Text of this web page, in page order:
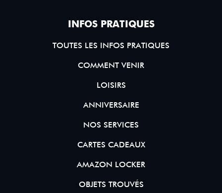
INFOS PRATIQUES
TOUTES LES INFOS PRATIQUES
COMMENT VENIR
LOISIRS
ANNIVERSAIRE
NOS SERVICES
CARTES CADEAUX
AMAZON LOCKER
OBJETS TROUVÉS